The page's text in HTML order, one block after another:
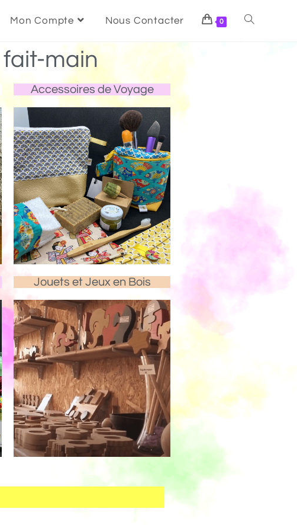
Mon Compte Nous Contacter 0
main
Accessoires de Voyage
Jouets et Jeux en Bois